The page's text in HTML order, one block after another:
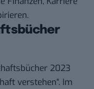
2023
verstehen“. Im